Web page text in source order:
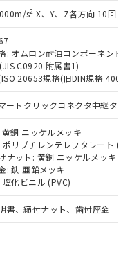
s2 X、Y、Z各方向 10回
: オムロン耐油コンポーネント
C0920 附属書1)
20653規格(旧DIN規格
ートクリックコネクタ中継タイ
黄銅 ニッケルメッキ
ポリブチレンテレフタレート
ナット: 黄銅 ニッケルメッキ
: 鉄 亜鉛メッキ
塩化ビニル (PVC)
書、締付ナット、歯付座金
の在庫および標
があることをご
標準価格はお客
お客様担当のオ
・当社販売員に
店や当社販売拠
ク
」をご確認
格結果を当社の
漏洩または開
す。
スト作成サー
くには、I-Web
以下、 カド
ポリ臭化ビフェニル
ェニルエーテル類
(2-エチルヘキシ
下、フタル酸ブチ
フタル酸ジブチル
ジイソブチル
ては閾値を超える意
ます。
により、予定
。
：
、 Cd(カドミウ
ポリ臭化ビフェ
化ジフェニルエーテ
DIBP(フタル酸ジ
ル酸ブチルベンジ
ル)) : 1000ppm
のすべてが基
す。
おいて有害物
深刻な影響を
。
は役務取引許
要な手続きを
する場合は、完
法に輸出されな
じます。
器、ミサイ
器またはその他
造装置等に一切
三者に販売する
び3の内容を当
。また当社は、
わる関係者が違
る場合は、取
あり
いが在庫あり
庫状況につ
お取引先、ま
オムロン制御
販売員にご確
た在庫状況の
ない機種